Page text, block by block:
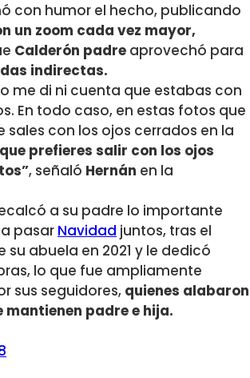
con humor el hecho, publicando
un zoom cada vez mayor,
Calderón padre aprovechó para
indirectas.
me di ni cuenta que estabas con
En todo caso, en estas fotos que
sales con los ojos cerrados en la
prefieres salir con los ojos
, señaló Hernán en la
a su padre lo importante
pasar Navidad juntos, tras el
abuela en 2021 y le dedicó
lo que fue ampliamente
sus seguidores, quienes alabaron
padre e hija.